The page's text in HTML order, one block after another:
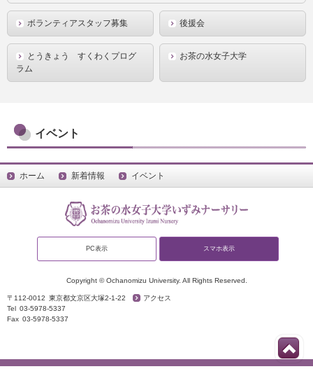
ボランティアスタッフ募集 後援会
とうきょう すくわくプログ
ラム
お茶の水女子大学
イベント
ホーム 新着情報 イベント
PC表示 スマホ表示
Copyright © Ochanomizu University. All Rights Reserved.
〒112-0012 東京都文京区大塚2-1-22
アクセス
Tel 03-5978-5337
Fax 03-5978-5337